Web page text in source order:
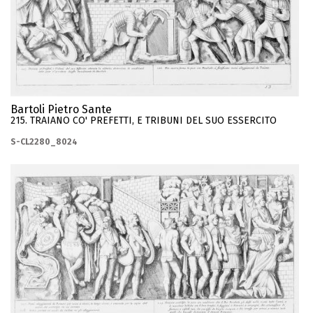
Bartoli Pietro Sante
215. TRAIANO CO' PREFETTI, E TRIBUNI DEL SUO ESSERCITO
S-CL2280_8024